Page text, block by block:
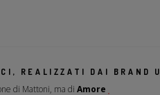
REALIZZATI DAI BRAND
di Mattoni, ma di Amore